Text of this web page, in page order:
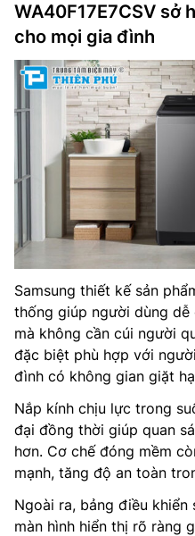
WA40F17E7CSV sở
cho mọi gia đình
Samsung thiết kế sản
thống giúp người dùng dễ
mà không cần cúi người
đặc biệt phù hợp với
đình có không gian giặt
Nắp kính chịu lực trong
đại đồng thời giúp quan
hơn. Cơ chế đóng mềm
mạnh, tăng độ an toàn
Ngoài ra, bảng điều
màn hình hiển thị rõ ràng